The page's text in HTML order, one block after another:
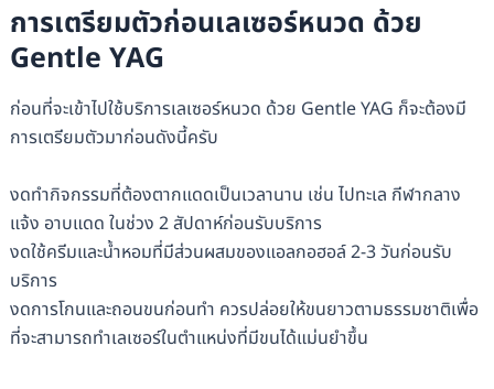
การเตรียมตัวก่อนเลเซอร์หนวด ด้วย
Gentle YAG
ก่อนที่จะเข้าไปใช้บริการเลเซอร์หนวด ด้วย Gentle YAG ก็จะต้องมี
การเตรียมตัวมาก่อนดังนี้ครับ
งดทำกิจกรรมที่ต้องตากแดดเป็นเวลานาน เช่น ไปทะเล กีฬากลาง
แจ้ง อาบแดด ในช่วง 2 สัปดาห์ก่อนรับบริการ
งดใช้ครีมและน้ำหอมที่มีส่วนผสมของแอลกอฮอล์ 2-3 วันก่อนรับ
บริการ
งดการโกนและถอนขนก่อนทำ ควรปล่อยให้ขนยาวตามธรรมชาติเพื่อ
ที่จะสามารถทำเลเซอร์ในตำแหน่งที่มีขนได้แม่นยำขึ้น